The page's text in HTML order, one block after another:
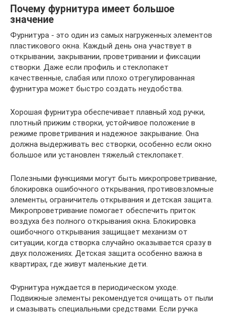
Почему фурнитура имеет большое
значение
Фурнитура - это один из самых нагруженных элементов
пластикового окна. Каждый день она участвует в
открывании, закрывании, проветривании и фиксации
створки. Даже если профиль и стеклопакет
качественные, слабая или плохо отрегулированная
фурнитура может быстро создать неудобства.
Хорошая фурнитура обеспечивает плавный ход ручки,
плотный прижим створки, устойчивое положение в
режиме проветривания и надежное закрывание. Она
должна выдерживать вес створки, особенно если окно
большое или установлен тяжелый стеклопакет.
Полезными функциями могут быть микропроветривание,
блокировка ошибочного открывания, противовзломные
элементы, ограничитель открывания и детская защита.
Микропроветривание помогает обеспечить приток
воздуха без полного открывания окна. Блокировка
ошибочного открывания защищает механизм от
ситуации, когда створка случайно оказывается сразу в
двух положениях. Детская защита особенно важна в
квартирах, где живут маленькие дети.
Фурнитура нуждается в периодическом уходе.
Подвижные элементы рекомендуется очищать от пыли
и смазывать специальными средствами. Если ручка